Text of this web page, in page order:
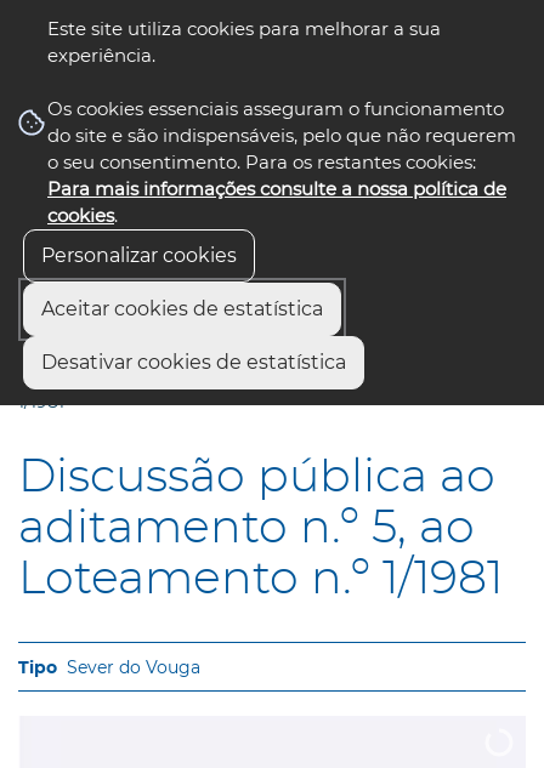
Este site utiliza cookies para melhorar a sua
experiência.
Os cookies essenciais asseguram o funcionamento
do site e são indispensáveis, pelo que não requerem
o seu consentimento. Para os restantes cookies:
Para mais informações consulte a nossa política de
cookies.
Personalizar cookies
Aceitar cookies de estatística
Desativar cookies de estatística
nos select language
Início
Discussão pública ao aditamento n.º 5, ao Loteamento n.º
1/1981
Discussão pública ao
aditamento n.º 5, ao
Loteamento n.º 1/1981
Sever do Vouga